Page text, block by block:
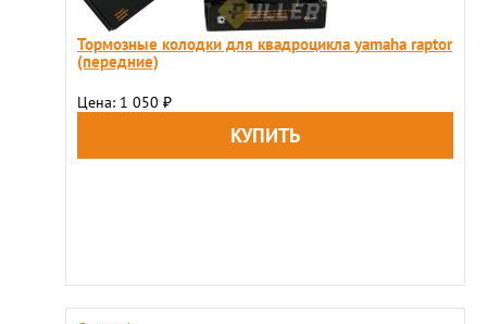
Тормозные колодки для квадроцикла yamaha raptor
(передние)
Цена: 1 050 ₽